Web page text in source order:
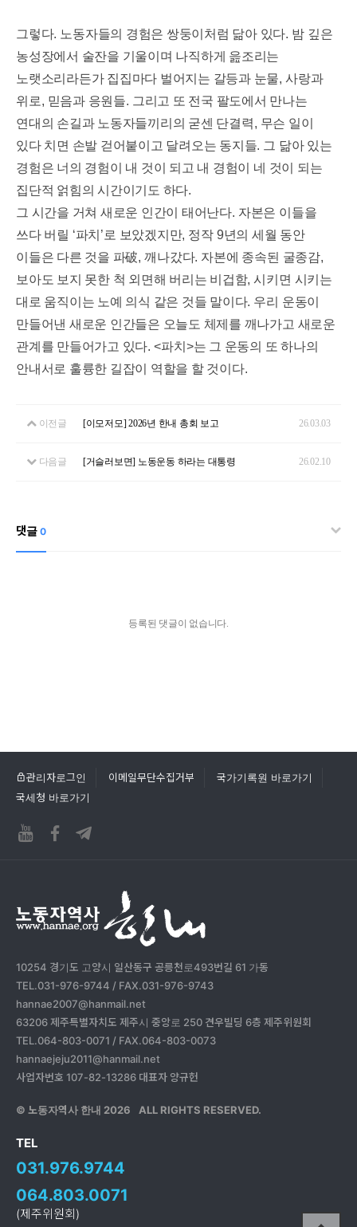
그렇다. 노동자들의 경험은 쌍둥이처럼 닮아 있다. 밤 깊은
농성장에서 술잔을 기울이며 나직하게 읊조리는
노랫소리라든가 집집마다 벌어지는 갈등과 눈물,사랑과
위로, 믿음과 응원들. 그리고 또 전국 팔도에서 만나는
연대의 손길과 노동자들끼리의 굳센 단결력, 무슨 일이
있다 치면 손발 걷어붙이고 달려오는 동지들. 그 닮아 있는
경험은 너의 경험이 내 것이 되고 내 경험이 네 것이 되는
집단적 얽힘의 시간이기도 하다.
그 시간을 거쳐 새로운 인간이 태어난다. 자본은 이들을
쓰다 버릴 ‘파치 ’ 로 보았겠지만, 정작 9년의 세월 동안
이들은 다른 것을 파破,깨나갔다. 자본에 종속된 굴종감,
보아도 보지 못한 척 외면해 버리는 비겁함,시키면 시키는
대로 움직이는 노예 의식 같은 것들 말이다. 우리 운동이
만들어낸 새로운 인간들은 오늘도 체제를 깨나가고 새로운
관계를 만들어가고 있다. <파치 >는 그 운동의 또 하나의
안내서로 훌륭한 길잡이 역할을 할 것이다.
이전글 [이모저모] 2026년 한내 총회 보고 26.03.03
다음글 [거슬러보면] 노동운동 하라는 대통령 26.02.10
댓글 0
등록된 댓글이 없습니다.
관리자로그인 이메일무단수집거부
국가기록원 바로가기
국세청 바로가기
10254 경기도 고양시 일산동구 공릉천로493번길 61 가동
TEL.031-976-9744 / FAX.031-976-9743
hannae2007@hanmail.net
63206 제주특별자치도 제주시 중앙로 250 견우빌딩 6층 제주위원회
TEL.064-803-0071 / FAX.064-803-0073
hannaejeju2011@hanmail.net
사업자번호 107-82-13286 대표자 양규헌
© 노동자역사 한내 2026 ALL RIGHTS RESERVED.
TEL
031.976.9744
064.803.0071
(제주위원회)